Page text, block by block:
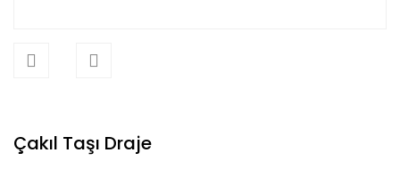
Çakıl Taşı Draje